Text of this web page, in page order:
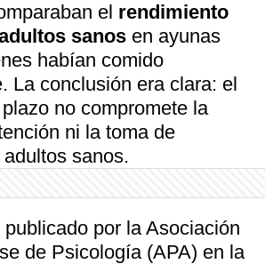
el rendimiento
sanos en ayunas
habían comido
La conclusión era clara: el
no compromete la
ni la toma de
sanos.
por la Asociación
de Psicología (APA) en la